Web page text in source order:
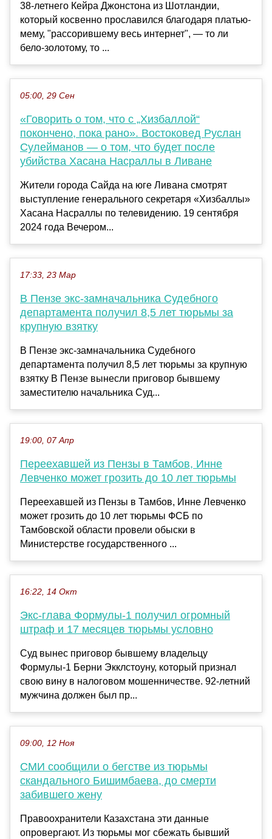
38-летнего Кейра Джонстона из Шотландии,
который косвенно прославился благодаря платью-
мему, "рассорившему весь интернет", — то ли
бело-золотому, то ...
05:00, 29 Сен
«Говорить о том, что с „Хизбаллой“
покончено, пока рано». Востоковед Руслан
Сулейманов — о том, что будет после
убийства Хасана Насраллы в Ливане
Жители города Сайда на юге Ливана смотрят
выступление генерального секретаря «Хизбаллы»
Хасана Насраллы по телевидению. 19 сентября
2024 года Вечером...
17:33, 23 Мар
В Пензе экс-замначальника Судебного
департамента получил 8,5 лет тюрьмы за
крупную взятку
В Пензе экс-замначальника Судебного
департамента получил 8,5 лет тюрьмы за крупную
взятку В Пензе вынесли приговор бывшему
заместителю начальника Суд...
19:00, 07 Апр
Переехавшей из Пензы в Тамбов, Инне
Левченко может грозить до 10 лет тюрьмы
Переехавшей из Пензы в Тамбов, Инне Левченко
может грозить до 10 лет тюрьмы ФСБ по
Тамбовской области провели обыски в
Министерстве государственного ...
16:22, 14 Окт
Экс-глава Формулы-1 получил огромный
штраф и 17 месяцев тюрьмы условно
Суд вынес приговор бывшему владельцу
Формулы-1 Берни Экклстоуну, который признал
свою вину в налоговом мошенничестве. 92-летний
мужчина должен был пр...
09:00, 12 Ноя
СМИ сообщили о бегстве из тюрьмы
скандального Бишимбаева, до смерти
забившего жену
Правоохранители Казахстана эти данные
опровергают. Из тюрьмы мог сбежать бывший